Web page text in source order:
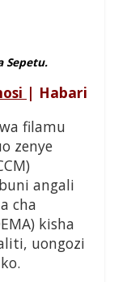
Sepetu.
| Habari
filamu
zenye
angali
cha
kisha
uongozi